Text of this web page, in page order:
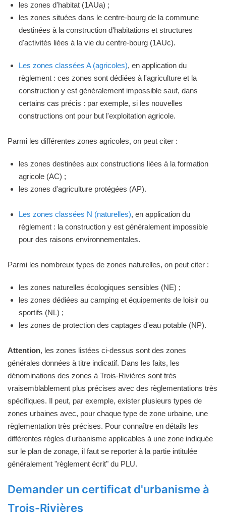
les zones d'habitat (1AUa) ;
les zones situées dans le centre-bourg de la commune
destinées à la construction d'habitations et structures
d'activités liées à la vie du centre-bourg (1AUc).
Les zones classées A (agricoles), en application du
règlement : ces zones sont dédiées à l'agriculture et la
construction y est généralement impossible sauf, dans
certains cas précis : par exemple, si les nouvelles
constructions ont pour but l'exploitation agricole.
Parmi les différentes zones agricoles, on peut citer :
les zones destinées aux constructions liées à la formation
agricole (AC) ;
les zones d'agriculture protégées (AP).
Les zones classées N (naturelles), en application du
règlement : la construction y est généralement impossible
pour des raisons environnementales.
Parmi les nombreux types de zones naturelles, on peut citer :
les zones naturelles écologiques sensibles (NE) ;
les zones dédiées au camping et équipements de loisir ou
sportifs (NL) ;
les zones de protection des captages d'eau potable (NP).
Attention, les zones listées ci-dessus sont des zones
générales données à titre indicatif. Dans les faits, les
dénominations des zones à Trois-Rivières sont très
vraisemblablement plus précises avec des règlementations très
spécifiques. Il peut, par exemple, exister plusieurs types de
zones urbaines avec, pour chaque type de zone urbaine, une
règlementation très précises. Pour connaître en détails les
différentes règles d'urbanisme applicables à une zone indiquée
sur le plan de zonage, il faut se reporter à la partie intitulée
généralement "règlement écrit" du PLU.
Demander un certificat d'urbanisme à
Trois-Rivières